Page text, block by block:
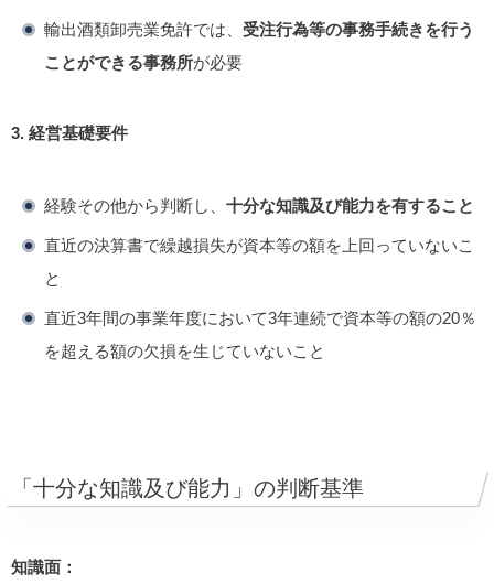
輸出酒類卸売業免許では、 受注行為等の事務手続きを行う
ことができる事務所が必要
3. 経営基礎要件
経験その他から判断し、 十分な知識及び能力を有すること
直近の決算書で繰越損失が資本等の額を上回っていないこ
と
直近3年間の事業年度において3年連続で資本等の額の20％
を超える額の欠損を生じていないこと
「十分な知識及び能力」の判断基準
知識面：